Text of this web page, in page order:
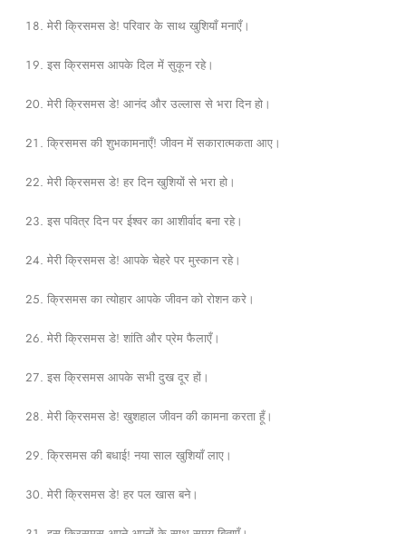
मेरी क्रिसमस डे! परिवार के साथ खुशियाँ मनाएँ।
इस क्रिसमस आपके दिल में सुकून रहे।
मेरी क्रिसमस डे! आनंद और उल्लास से भरा दिन हो।
क्रिसमस की शुभकामनाएँ! जीवन में सकारात्मकता आए।
मेरी क्रिसमस डे! हर दिन खुशियों से भरा हो।
इस पवित्र दिन पर ईश्वर का आशीर्वाद बना रहे।
मेरी क्रिसमस डे! आपके चेहरे पर मुस्कान रहे।
क्रिसमस का त्योहार आपके जीवन को रोशन करे।
मेरी क्रिसमस डे! शांति और प्रेम फैलाएँ।
इस क्रिसमस आपके सभी दुख दूर हों।
मेरी क्रिसमस डे! खुशहाल जीवन की कामना करता हूँ।
क्रिसमस की बधाई! नया साल खुशियाँ लाए।
मेरी क्रिसमस डे! हर पल खास बने।